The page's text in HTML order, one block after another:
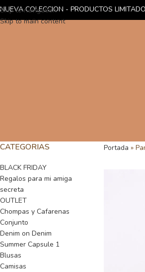
Skip to navigation
Skip to main content
CATEGORIAS
BLACK FRIDAY
Regalos para mi amiga
secreta
OUTLET
Chompas y Cafarenas
Conjunto
Denim on Denim
Summer Capsule 1
Blusas
Camisas
Portada »
NUEVA COLECCION - PRODUCTOS